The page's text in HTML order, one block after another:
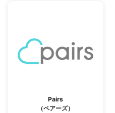
Pairs
（ペアーズ）